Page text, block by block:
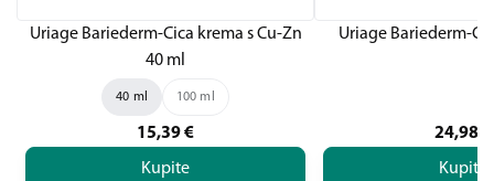
Uriage Bariederm-Cica krema s Cu-Zn
40 ml
40 ml 100 ml
15,39€
Kupite
Uriage Bariederm-
24,98
Kupite